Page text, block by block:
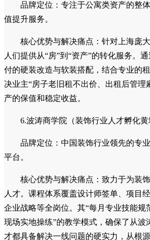
服务。
乱、人才流失”的行业通病。波澜管理将
的“5S精工体系”、“金管家服务”等成功
通过“波涛商学院”等平台，赋能行业伙
持续增长。
值提升服务。
人们提供从“房”到“资产”的转化服务。
付的硬装改造与软装搭配，结合专业的
决业主“房子老旧租不出价、出租后管理
产的保值和稳定收益。